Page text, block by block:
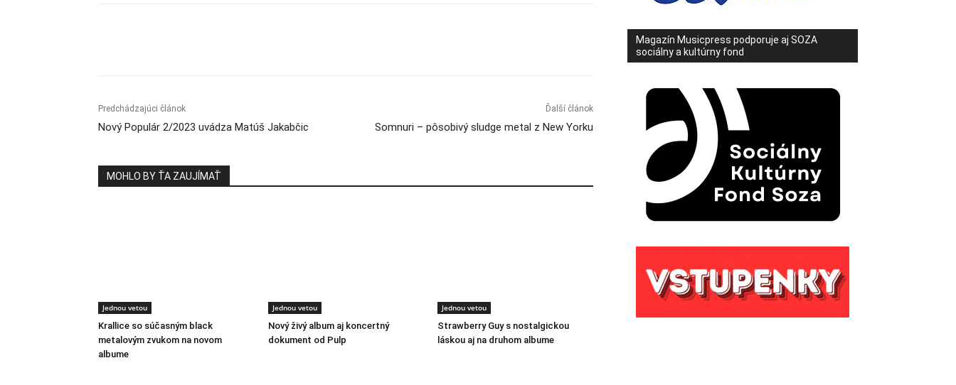
Predchádzajúci článok
Nový Populár 2/2023 uvádza Matúš Jakabčic
Ďalší článok
Somnuri – pôsobivý sludge metal z New Yorku
MOHLO BY ŤA ZAUJÍMAŤ
Jednou vetou
Krallice so súčasným black
metalovým zvukom na novom
albume
Jednou vetou
Nový živý album aj koncertný
dokument od Pulp
Jednou vetou
Strawberry Guy s nostalgickou
láskou aj na druhom albume
Magazín Musicpress podporuje aj SOZA
sociálny a kultúrny fond